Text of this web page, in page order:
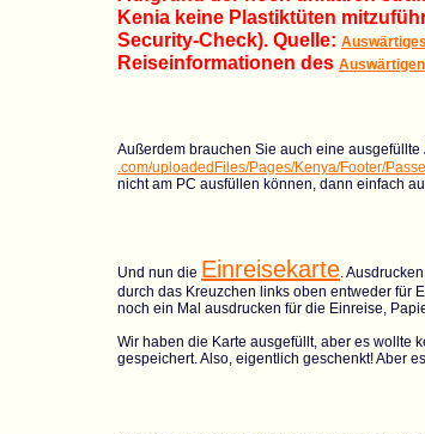
Kenia keine Plastiktüten
Security-Check). Quelle:
Reiseinformationen des
Außerdem brauchen Sie auch eine ausgefüllte
.com/uploadedFiles/Pages/Kenya/Footer/
nicht am PC ausfüllen können, dann einfach
Und nun die Einreisekarte.
durch das Kreuzchen links oben entweder für
noch ein Mal ausdrucken für die Einreise,
Wir haben die Karte ausgefüllt, aber es wollte
gespeichert. Also, eigentlich geschenkt! Aber